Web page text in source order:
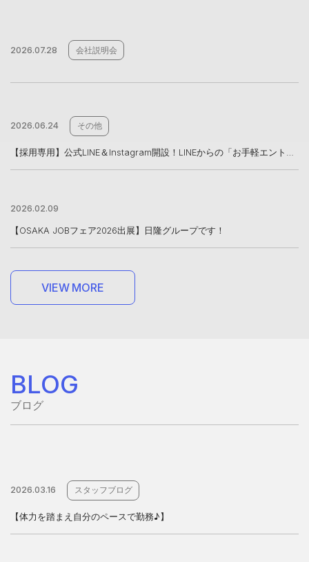
2026.07.28 会社説明会
2026.06.24 その他
【OSAKA JOBフェア2026出展】日隆グループです！
2026.02.09
VIEW MORE
ブログ
BLOG
【体力を踏まえ自分のペースで勤務♪】
2026.03.16 スタッフブログ